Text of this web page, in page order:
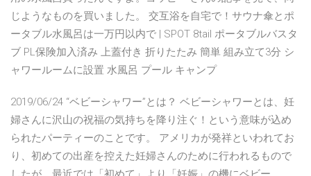
じようなものを買いました。 交互浴を自宅で！サウナ傘とポ
ータブル水風呂は一万円以内で | SPOT 8tail ポータブルバスタ
ブ PL保険加入済み 上蓋付き 折りたたみ 簡単 組み立て3分 シ
ャワールームに設置 水風呂 プール キャンプ
2019/06/24 “ベビーシャワー”とは？ ベビーシャワーとは、妊
婦さんに沢山の祝福の気持ちを降り注ぐ！という意味が込め
られたパーティーのことです。 アメリカが発祥といわれてお
り、初めての出産を控えた妊婦さんのために行われるもので